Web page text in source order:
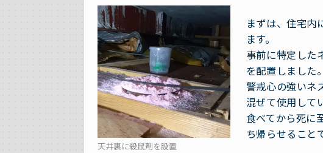
天井裏に殺鼠剤を設置
まずは、住宅内
ます。
事前に特定した
を配置しました。
警戒心の強いネ
混ぜて使用して
食べてから死に
ち帰らせること